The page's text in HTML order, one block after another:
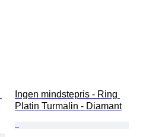
Ingen mindstepris - Ring
Platin Turmalin - Diamant